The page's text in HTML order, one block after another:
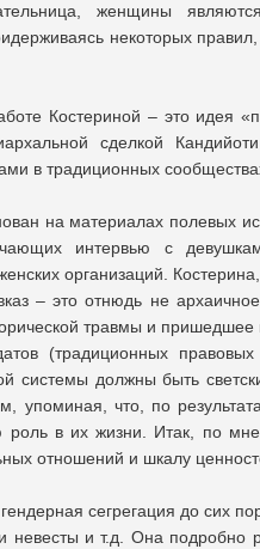
женщины
некоторых
Костериной – это идея
сделкой
в традиционных
на материалах полевых
интервью с
организаций.
– это отнюдь не
травмы и пришедшее
(традиционных
системы должны быть
упоминая, что, по
роль в их жизни. Итак, по
отношений и шкалу
гендерная сегрегация до сих
невесты и т.д. Она подробно